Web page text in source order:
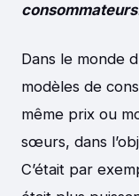
Dans le monde
modèles de
même prix ou
sœurs, dans
C’était par